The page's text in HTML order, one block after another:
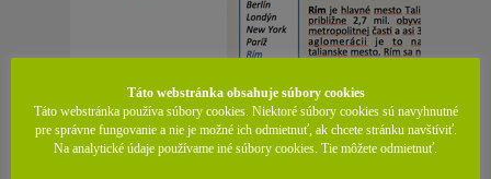
Táto webstránka obsahuje súbory cookies
Táto webstránka používa súbory cookies. Niektoré súbory cookies sú navyhnutné
pre správne fungovanie a nie je možné ich odmietnuť, ak chcete stránku navštíviť.
Na analytické údaje používame iné súbory cookies. Tie môžete odmietnuť.